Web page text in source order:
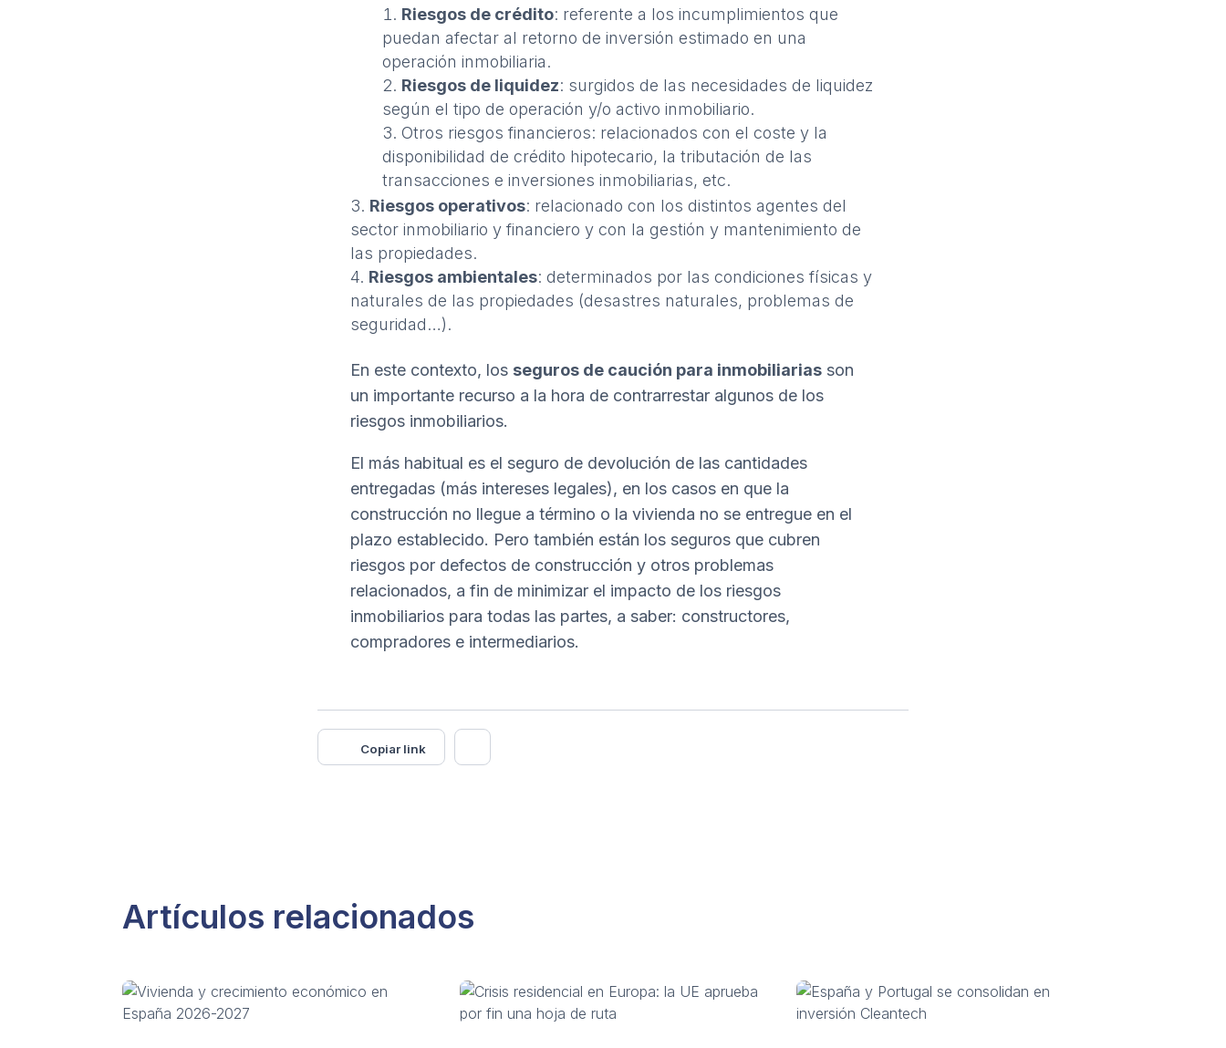
Riesgos de crédito: referente a los incumplimientos que
puedan afectar al retorno de inversión estimado en una
operación inmobiliaria.
Riesgos de liquidez: surgidos de las necesidades de liquidez
según el tipo de operación y/o activo inmobiliario.
Otros riesgos financieros: relacionados con el coste y la
disponibilidad de crédito hipotecario, la tributación de las
transacciones e inversiones inmobiliarias, etc.
Riesgos operativos: relacionado con los distintos agentes del
sector inmobiliario y financiero y con la gestión y mantenimiento de
las propiedades.
Riesgos ambientales: determinados por las condiciones físicas y
naturales de las propiedades (desastres naturales, problemas de
seguridad…).
En este contexto, los seguros de caución para inmobiliarias son
un importante recurso a la hora de contrarrestar algunos de los
riesgos inmobiliarios.
El más habitual es el seguro de devolución de las cantidades
entregadas (más intereses legales), en los casos en que la
construcción no llegue a término o la vivienda no se entregue en el
plazo establecido. Pero también están los seguros que cubren
riesgos por defectos de construcción y otros problemas
relacionados, a fin de minimizar el impacto de los riesgos
inmobiliarios para todas las partes, a saber: constructores,
compradores e intermediarios.
Copiar link
Artículos relacionados